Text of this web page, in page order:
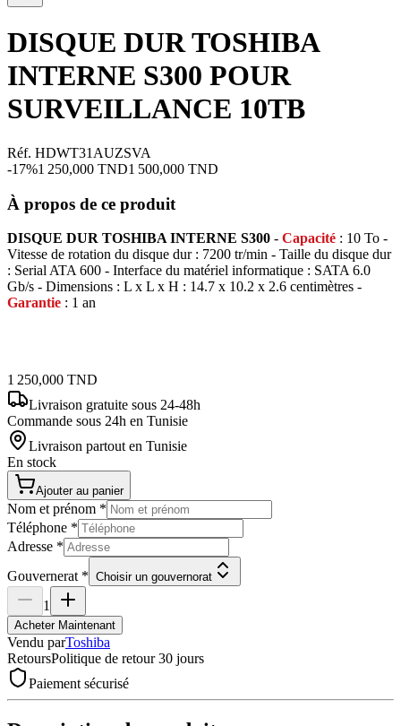
DISQUE DUR TOSHIBA
INTERNE S300 POUR
SURVEILLANCE 10TB
Réf. HDWT31AUZSVA
-17%1 250,000 TND1 500,000 TND
À propos de ce produit
DISQUE DUR TOSHIBA INTERNE S300 - Capacité : 10 To -
Vitesse de rotation du disque dur : 7200 tr/min - Taille du disque dur
: Serial ATA 600 - Interface du matériel informatique : SATA 6.0
Gb/s - Dimensions : L x L x H : 14.7 x 10.2 x 2.6 centimètres -
Garantie : 1 an
1 250,000 TND
Livraison gratuite sous 24-48h
Commande sous 24h en Tunisie
Livraison partout en Tunisie
En stock
Ajouter au panier
Nom et prénom *
Téléphone *
Adresse *
Gouvernerat * Choisir un gouvernorat
1
Acheter Maintenant
Vendu parToshiba
RetoursPolitique de retour 30 jours
Paiement sécurisé